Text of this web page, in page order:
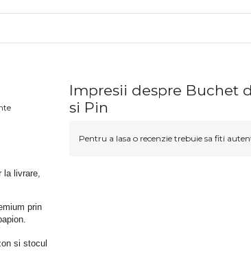
livrare,
prin
si stocul
Impresii despre Buchet
si Pin
Pentru a lasa o recenzie trebuie sa fiti